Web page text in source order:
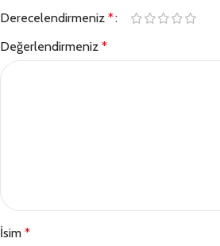
Derecelendirmeniz *
Değerlendirmeniz *
İsim *